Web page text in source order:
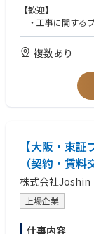
【歓迎】
・工事に関する
・1級、2級管工
・1級・2級電気
・1級・2級土木
複数あり
【大阪・東
（契約・賃
株式会社Joshin
上場企業
仕事内容